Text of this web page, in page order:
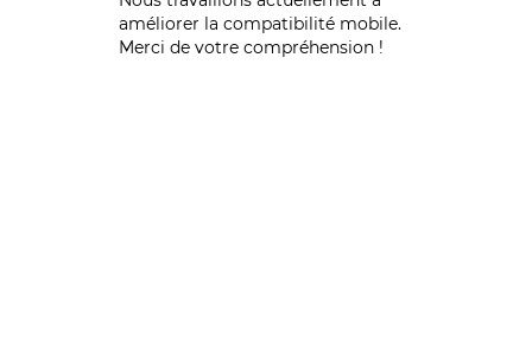
améliorer la compatibilité mobile.
Merci de votre compréhension !